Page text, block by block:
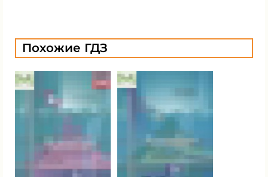
Похожие ГДЗ